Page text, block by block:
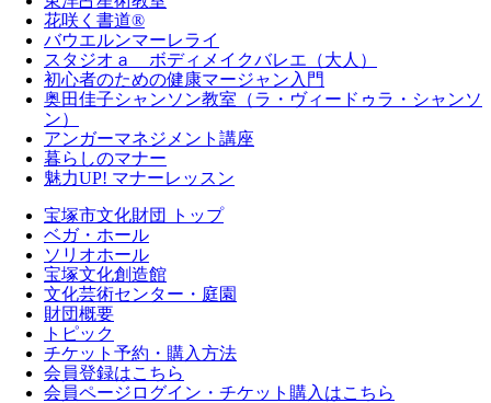
花咲く書道®
バウエルンマーレライ
スタジオａ ボディメイクバレエ（大人）
初心者のための健康マージャン入門
奥田佳子シャンソン教室（ラ・ヴィードゥラ・シャンソ
ン）
アンガーマネジメント講座
暮らしのマナー
魅力UP! マナーレッスン
宝塚市文化財団 トップ
ベガ・ホール
ソリオホール
宝塚文化創造館
文化芸術センター・庭園
財団概要
トピック
チケット予約・購入方法
会員登録はこちら
会員ページログイン・チケット購入はこちら